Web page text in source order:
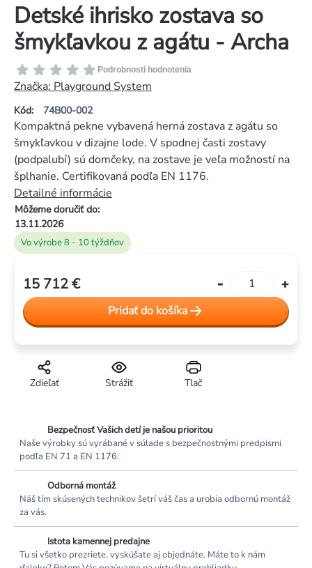
Detské ihrisko zostava so
šmykľavkou z agátu - Archa
Kód: 74B00-002
Priemerné
hodnotenie
produktu
je
0,0
z
5
hviezdičiek.
Podrobnosti hodnotenia
Značka: Playground System
Vo výrobe 8 - 10 týždňov
Môžeme doručiť do:
13.11.2026
Kompaktná pekne vybavená herná zostava z agátu so
šmykľavkou v dizajne lode. V spodnej časti zostavy
(podpalubí) sú domčeky, na zostave je veľa možností na
šplhanie. Certifikovaná podľa EN 1176.
Detailné informácie
Tlač
Strážiť
Zdieľať
15 712 €
cena:Pridať do košíka
Bezpečnosť Vašich detí je našou prioritou
Naše výrobky sú vyrábané v súlade s bezpečnostnými predpismi
podľa EN 71 a EN 1176.
Odborná montáž
Náš tím skúsených technikov šetrí váš čas a urobia odbornú montáž
za vás.
Istota kamennej predajne
Tu si všetko prezriete, vyskúšate aj objednáte. Máte to k nám